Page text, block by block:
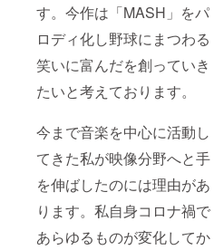
す。今作は「MASH」をパ
ロディ化し野球にまつわる
笑いに富んだを創っていき
たいと考えております。
今まで音楽を中心に活動し
てきた私が映像分野へと手
を伸ばしたのには理由があ
ります。私自身コロナ禍で
あらゆるものが変化してか